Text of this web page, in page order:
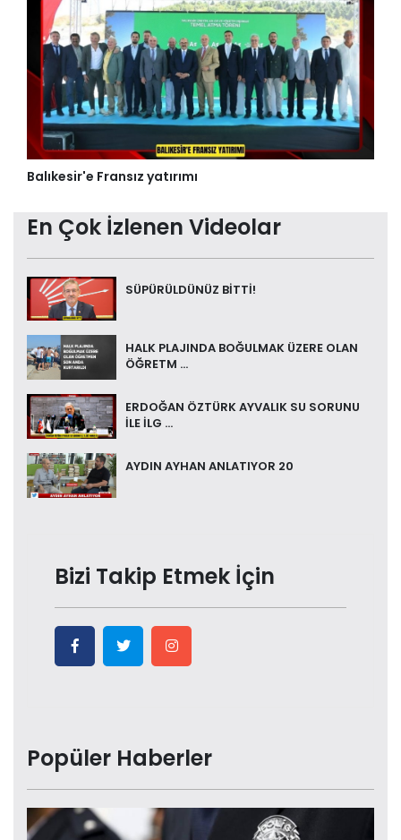
Balıkesir'e Fransız yatırımı
En Çok İzlenen Videolar
SÜPÜRÜLDÜNÜZ BİTTİ!
HALK PLAJINDA BOĞULMAK ÜZERE OLAN
ÖĞRETM ...
ERDOĞAN ÖZTÜRK AYVALIK SU SORUNU
İLE İLG ...
AYDIN AYHAN ANLATIYOR 20
Bizi Takip Etmek İçin
Popüler Haberler